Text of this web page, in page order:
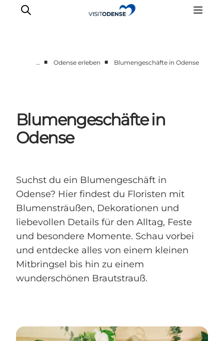
Reiseplanung
Inspiration
… ■ Odense erleben ■ Blumengeschäfte in Odense
Blumengeschäfte in
Odense
Suchst du ein Blumengeschäft in
Odense? Hier findest du Floristen mit
Blumensträußen, Dekorationen und
liebevollen Details für den Alltag, Feste
und besondere Momente. Schau vorbei
und entdecke alles von einem kleinen
Mitbringsel bis hin zu einem
wunderschönen Brautstrauß.